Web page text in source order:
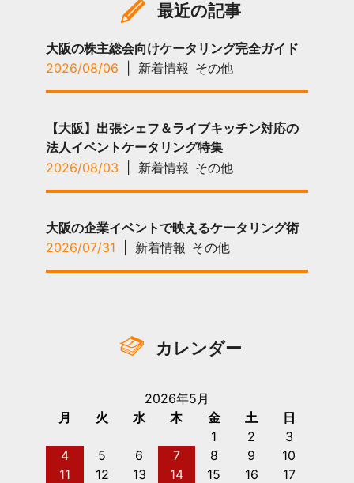
最近の記事
大阪の株主総会向けケータリング完全ガイド
2026/08/06
新着情報 その他
【大阪】出張シェフ＆ライブキッチン対応の
法人イベントケータリング特集
2026/08/03
新着情報 その他
大阪の企業イベントで映えるケータリング術
2026/07/31
新着情報 その他
カレンダー
2026年5月
月
火 水 木 金 土
日
1
2
3
4
5 6 7 8 9
10
11
12 13 14 15 16
17